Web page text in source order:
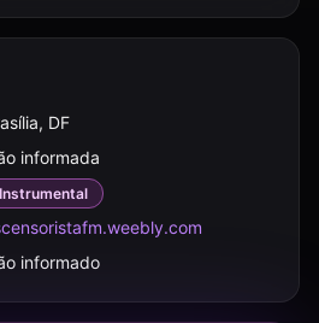
DF
informada
Instrumental
informado